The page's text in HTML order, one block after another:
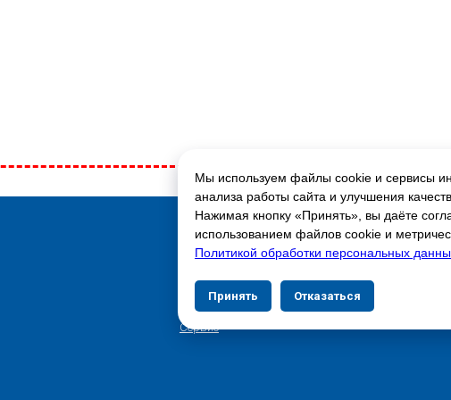
Мы используем файлы cookie и сервисы
анализа работы сайта и улучшения
Нажимая кнопку «Принять», вы даёте
использованием файлов cookie и
Политикой обработки персональных
Принять Отказаться
ГЛАВНАЯ СТРАНИЦА
Свяжитесь с нами
Адреса магазинов
Сервис